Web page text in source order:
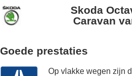
Skoda
Caravan
Goede prestaties
Op vlakke wegen zijn